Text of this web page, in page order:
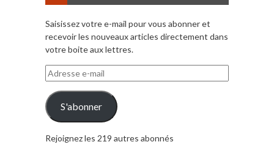
Saisissez votre e-mail pour vous abonner et
recevoir les nouveaux articles directement dans
votre boite aux lettres.
Adresse
e-
mail
S'abonner
Rejoignez les 219 autres abonnés